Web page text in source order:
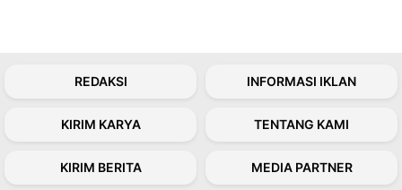
REDAKSI INFORMASI IKLAN
KIRIM KARYA TENTANG KAMI
KIRIM BERITA MEDIA PARTNER